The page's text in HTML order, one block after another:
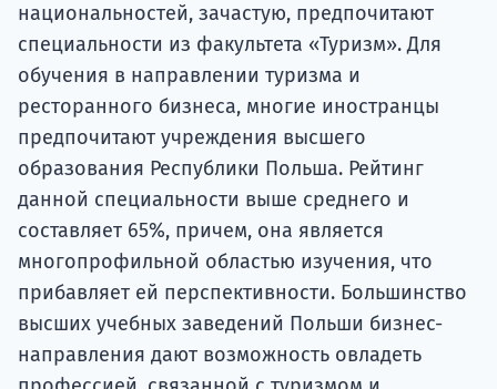
национальностей, зачастую, предпочитают
специальности из факультета «Туризм». Для
обучения в направлении туризма и
ресторанного бизнеса, многие иностранцы
предпочитают учреждения высшего
образования Республики Польша. Рейтинг
данной специальности выше среднего и
составляет 65%, причем, она является
многопрофильной областью изучения, что
прибавляет ей перспективности. Большинство
высших учебных заведений Польши бизнес-
направления дают возможность овладеть